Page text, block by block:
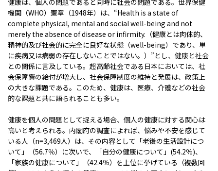
健康は、個人の問題であると同時に社会の問題である。世界保健
機関（WHO）憲章（1948年）は、“Health is a state of
complete physical, mental and social well-being and not
merely the absence of disease or infirmity.（健康とは肉体的、
精神的及び社会的に完全に良好な状態（well-being）であり、単
に疾病又は病弱の存在しないことではない。）”とし、健康と社会
との関係に言及している。超高齢社会である日本においては、社
会保障費の給付が増大し、社会保障制度の維持と発展は、政策上
の大きな課題である。このため、健康は、医療、介護などの社会
的な課題と共に語られることも多い。
健康を個人の問題として捉える場合、個人の健康に対する関心は
高いと考えられる。内閣府の調査によれば、悩みや不安を感じて
いる人（n=3,469人）は、その内容として「老後の生活設計につ
いて」（56.7％）に次いで、「自分の健康について」(54.2％)、
「家族の健康について」（42.4％）を上位に挙げている（複数回